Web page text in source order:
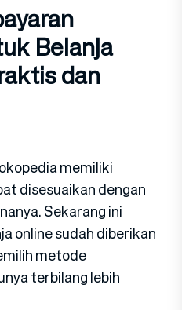
Belanja
dan
memiliki
disesuaikan dengan
Sekarang ini
online sudah diberikan
metode
terbilang lebih